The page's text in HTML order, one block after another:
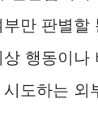
만 판별할
행동이나
도하는 외